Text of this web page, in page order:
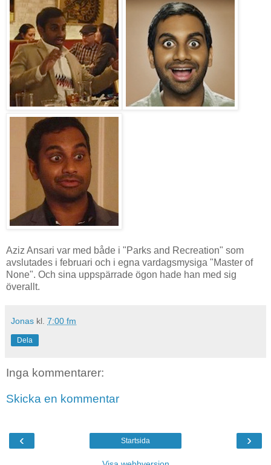
Aziz Ansari var med både i "Parks and Recreation" som
avslutades i februari och i egna vardagsmysiga "Master of
None". Och sina uppspärrade ögon hade han med sig
överallt.
Jonas kl. 7:00 fm
Dela
Inga kommentarer:
Skicka en kommentar
‹ ›
Startsida